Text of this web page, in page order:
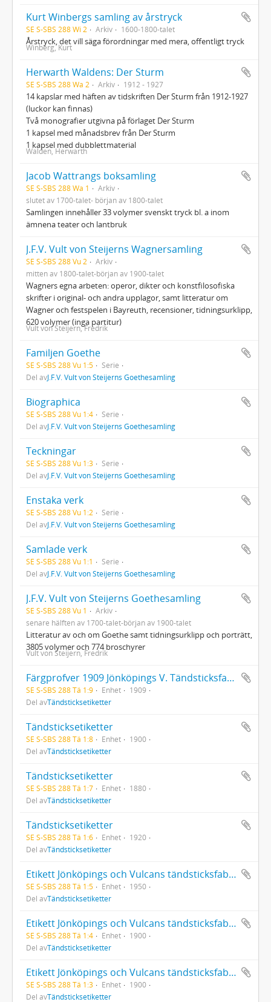
Kurt Winbergs samling av årstryck
SE S-SBS 288 Wi 2 Arkiv 1600-1800-talet
Årstryck, det vill säga förordningar med mera, offentligt tryck
Winberg, Kurt
Herwarth Waldens: Der Sturm
SE S-SBS 288 Wa 2 Arkiv 1912 - 1927
14 kapslar med häften av tidskriften Der Sturm från 1912-1927
(luckor kan finnas)
Två monografier utgivna på förlaget Der Sturm
1 kapsel med månadsbrev från Der Sturm
1 kapsel med dubblettmaterial
Walden, Herwarth
Jacob Wattrangs boksamling
SE S-SBS 288 Wa 1
Arkiv
slutet av 1700-talet- början av 1800-talet
Samlingen innehåller 33 volymer svenskt tryck bl. a inom
ämnena teater och lantbruk
J.F.V. Vult von Steijerns Wagnersamling
SE S-SBS 288 Vu 2
Arkiv
mitten av 1800-talet-början av 1900-talet
Wagners egna arbeten: operor, dikter och konstfilosofiska
skrifter i original- och andra upplagor, samt litteratur om
Wagner och festspelen i Bayreuth, recensioner, tidningsurklipp,
620 volymer (inga partitur)
Vult von Steijern, Fredrik
Familjen Goethe
SE S-SBS 288 Vu 1:5
Serie
Del avJ.F.V. Vult von Steijerns Goethesamling
Biographica
SE S-SBS 288 Vu 1:4
Serie
Del avJ.F.V. Vult von Steijerns Goethesamling
Teckningar
SE S-SBS 288 Vu 1:3
Serie
Del avJ.F.V. Vult von Steijerns Goethesamling
Enstaka verk
SE S-SBS 288 Vu 1:2
Serie
Del avJ.F.V. Vult von Steijerns Goethesamling
Samlade verk
SE S-SBS 288 Vu 1:1
Serie
Del avJ.F.V. Vult von Steijerns Goethesamling
J.F.V. Vult von Steijerns Goethesamling
SE S-SBS 288 Vu 1
Arkiv
senare hälften av 1700-talet-början av 1900-talet
Litteratur av och om Goethe samt tidningsurklipp och porträtt,
3805 volymer och 774 broschyrer
Vult von Steijern, Fredrik
Färgprofver 1909 Jönköpings V. Tändsticksfabrik
SE S-SBS 288 Tä 1:9 Enhet
1909
Del avTändsticksetiketter
Tändsticksetiketter
SE S-SBS 288 Tä 1:8 Enhet
1900
Del avTändsticksetiketter
Tändsticksetiketter
SE S-SBS 288 Tä 1:7 Enhet
1880
Del avTändsticksetiketter
Tändsticksetiketter
SE S-SBS 288 Tä 1:6 Enhet
1920
Del avTändsticksetiketter
Etikett Jönköpings och Vulcans tändsticksfabriksaktiebolag 7292-8521
SE S-SBS 288 Tä 1:5 Enhet
1950
Del avTändsticksetiketter
Etikett Jönköpings och Vulcans tändsticksfabriksaktiebolag 5956-7291
SE S-SBS 288 Tä 1:4 Enhet
1900
Del avTändsticksetiketter
Etikett Jönköpings och Vulcans tändsticksfabriksaktiebolag 3541-5955
SE S-SBS 288 Tä 1:3 Enhet
1900
Del avTändsticksetiketter